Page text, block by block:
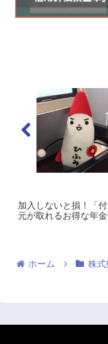
加入しないと損！「
元が取れるお得な年金
ホーム 株式